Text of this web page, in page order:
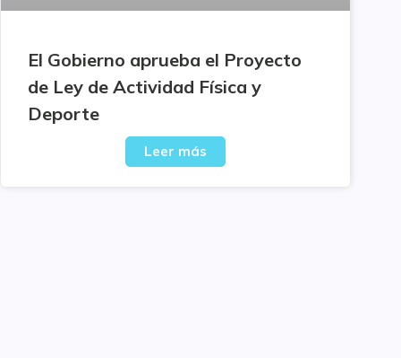
El Gobierno aprueba el Proyecto
de Ley de Actividad Física y
Deporte
Leer más